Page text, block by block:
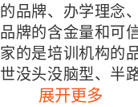
品牌、办学理念
牌的含金量和可
的是培训机构的
没头没脑型、半
业发展和实力渐
展开更多